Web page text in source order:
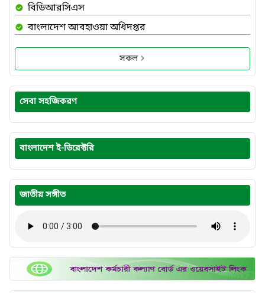
বিডিআরসিএস
বাংলাদেশ আবহাওয়া অধিদপ্তর
সকল
সেবা সহজিকরণ
বাংলাদেশ ই-ডিরেক্টরি
জাতীয় সঙ্গীত